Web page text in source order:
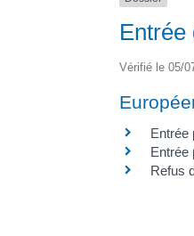
Entrée
Vérifié le 05/
Entrée
Entrée
Refus